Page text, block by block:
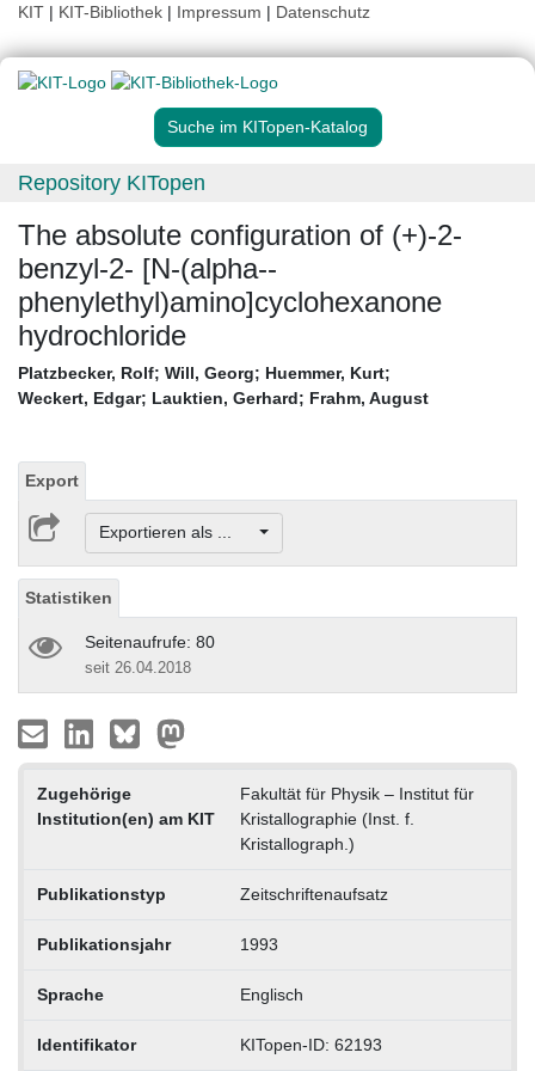
KIT | KIT-Bibliothek | Impressum | Datenschutz
Suche im KITopen-Katalog
Repository KITopen
The absolute configuration of (+)-2-
benzyl-2- [N-(alpha--
phenylethyl)amino]cyclohexanone
hydrochloride
Platzbecker, Rolf; Will, Georg; Huemmer, Kurt;
Weckert, Edgar; Lauktien, Gerhard; Frahm, August
Export
Exportieren als ...
Statistiken
Seitenaufrufe: 80
seit 26.04.2018
Zugehörige
Institution(en) am KIT
Fakultät für Physik – Institut für
Kristallographie (Inst. f.
Kristallograph.)
Publikationstyp Zeitschriftenaufsatz
Publikationsjahr 1993
Sprache Englisch
Identifikator KITopen-ID: 62193